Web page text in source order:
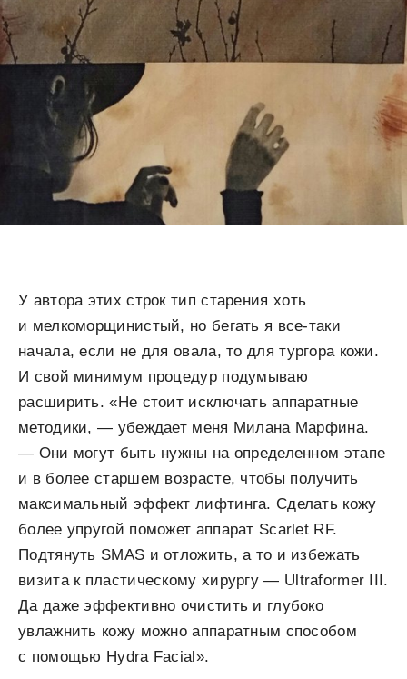
У автора этих строк тип старения хоть
и мелкоморщинистый, но бегать я все-таки
начала, если не для овала, то для тургора кожи.
И свой минимум процедур подумываю
расширить. «Не стоит исключать аппаратные
методики, — убеждает меня Милана Марфина.
— Они могут быть нужны на определенном этапе
и в более старшем возрасте, чтобы получить
максимальный эффект лифтинга. Сделать кожу
более упругой поможет аппарат Scarlet RF.
Подтянуть SMAS и отложить, а то и избежать
визита к пластическому хирургу — Ultraformer III.
Да даже эффективно очистить и глубоко
увлажнить кожу можно аппаратным способом
с помощью Hydra Facial».